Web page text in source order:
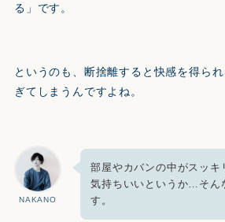
る」です。
というのも、断捨離すると快感を得ら
ぎてしまうんですよね。
NAKANO
部屋やカバンの中がスッキ
気持ちいいというか…そん
す。